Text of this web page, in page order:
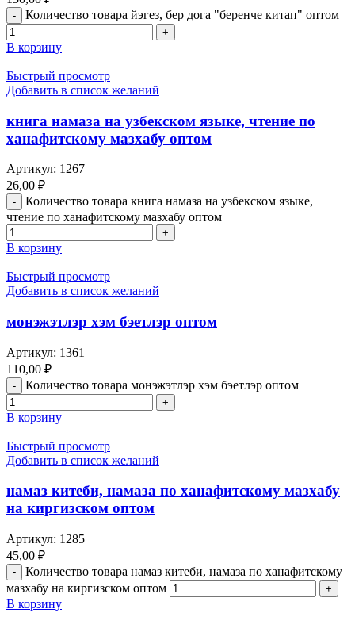
Количество товара йэгез, бер дога "беренче китап" оптом
В корзину
Быстрый просмотр
Добавить в список желаний
книга намаза на узбекском языке, чтение по
ханафитскому мазхабу оптом
Артикул: 1267
26,00 ₽
Количество товара книга намаза на узбекском языке,
чтение по ханафитскому мазхабу оптом
В корзину
Быстрый просмотр
Добавить в список желаний
монэжэтлэр хэм бэетлэр оптом
Артикул: 1361
110,00 ₽
Количество товара монэжэтлэр хэм бэетлэр оптом
В корзину
Быстрый просмотр
Добавить в список желаний
намаз китеби, намаза по ханафитскому мазхабу
на киргизском оптом
Артикул: 1285
45,00 ₽
Количество товара намаз китеби, намаза по ханафитскому
мазхабу на киргизском оптом
В корзину